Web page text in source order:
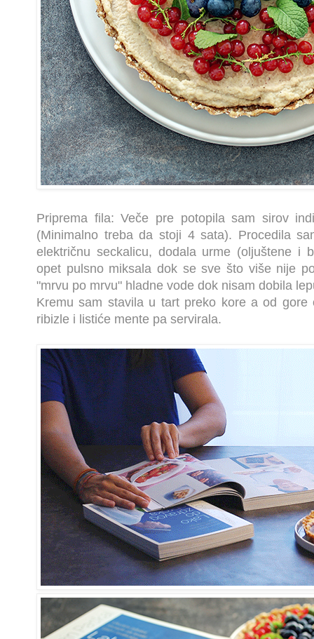
Priprema fila: Veče pre potopila sam sirov
(Minimalno treba da stoji 4 sata). Procedila
električnu seckalicu, dodala urme (oljuštene i
opet pulsno miksala dok se sve što više nije
"mrvu po mrvu" hladne vode dok nisam dobila
Kremu sam stavila u tart preko kore a od gore
ribizle i listiće mente pa servirala.